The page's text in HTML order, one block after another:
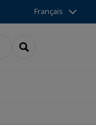
Français
RECHERCHER